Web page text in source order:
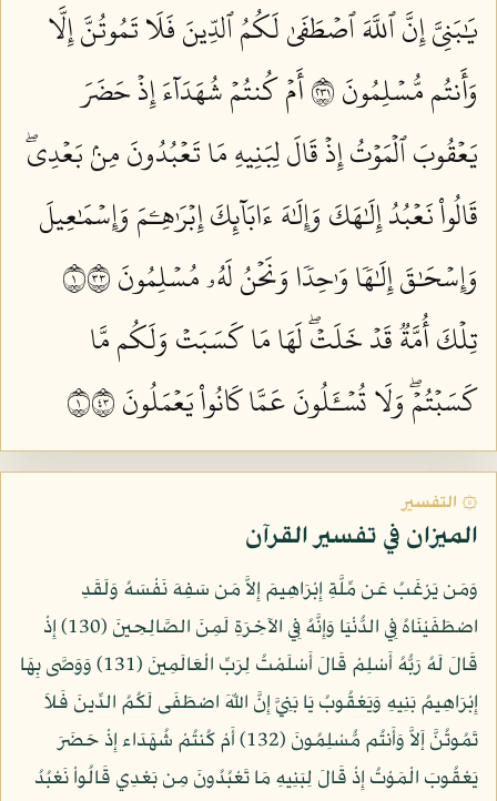
يَٰبَنِيَّ إِنَّ ٱللَّهَ ٱصۡطَفَىٰ لَكُمُ ٱلدِّينَ فَلَا تَمُوتُنَّ إِلَّا
وَأَنتُم مُّسۡلِمُونَ ١٣٢
أَمۡ كُنتُمۡ شُهَدَآءَ إِذۡ حَضَرَ
يَعۡقُوبَ ٱلۡمَوۡتُ إِذۡ قَالَ لِبَنِيهِ مَا تَعۡبُدُونَ مِنۢ بَعۡدِيۖ
قَالُواْ نَعۡبُدُ إِلَٰهَكَ وَإِلَٰهَ ءَابَآئِكَ إِبۡرَٰهِـۧمَ وَإِسۡمَٰعِيلَ
وَإِسۡحَٰقَ إِلَٰهٗا وَٰحِدٗا وَنَحۡنُ لَهُۥ مُسۡلِمُونَ ١٣٣
تِلۡكَ أُمَّةٞ قَدۡ خَلَتۡۖ لَهَا مَا كَسَبَتۡ وَلَكُم مَّا
كَسَبۡتُمۡۖ وَلَا تُسۡـَٔلُونَ عَمَّا كَانُواْ يَعۡمَلُونَ ١٣٤
۞ التفسير
الميزان في تفسير القرآن
وَمَن يَرْغَبُ عَن مِّلَّةِ إِبْرَاهِيمَ إِلاَّ مَن سَفِهَ نَفْسَهُ وَلَقَدِ
اصْطَفَيْنَاهُ فِي الدُّنْيَا وَإِنَّهُ فِي الآخِرَةِ لَمِنَ الصَّالِحِينَ (130) إِذْ
قَالَ لَهُ رَبُّهُ أَسْلِمْ قَالَ أَسْلَمْتُ لِرَبِّ الْعَالَمِينَ (131) وَوَصَّى بِهَا
إِبْرَاهِيمُ بَنِيهِ وَيَعْقُوبُ يَا بَنِيَّ إِنَّ اللّهَ اصْطَفَى لَكُمُ الدِّينَ فَلاَ
تَمُوتُنَّ إَلاَّ وَأَنتُم مُّسْلِمُونَ (132) أَمْ كُنتُمْ شُهَدَاء إِذْ حَضَرَ
يَعْقُوبَ الْمَوْتُ إِذْ قَالَ لِبَنِيهِ مَا تَعْبُدُونَ مِن بَعْدِي قَالُواْ نَعْبُدُ